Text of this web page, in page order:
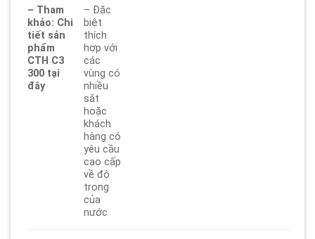
– Tham
khảo: Chi
tiết sản
phẩm
CTH C3
300 tại
đây
– Đặc
biệt
thích
hợp với
các
vùng có
nhiều
sắt
hoặc
khách
hàng có
yêu cầu
cao cấp
về độ
trong
của
nước